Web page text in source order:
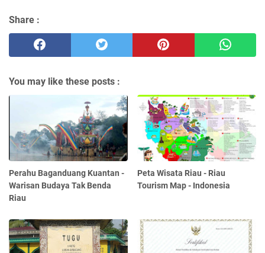
Share :
You may like these posts :
Perahu Baganduang Kuantan -
Warisan Budaya Tak Benda
Riau
Peta Wisata Riau - Riau
Tourism Map - Indonesia